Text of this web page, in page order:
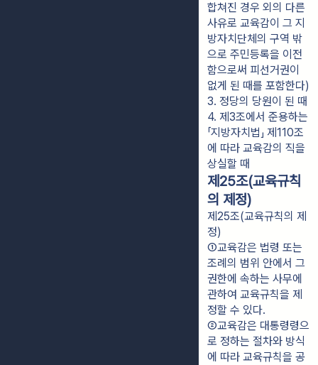
합쳐진 경우 외의 다른
사유로 교육감이 그 지
방자치단체의 구역 밖
으로 주민등록을 이전
함으로써 피선거권이
없게 된 때를 포함한다)
3. 정당의 당원이 된 때
4. 제3조에서 준용하는
「지방자치법」 제110조
에 따라 교육감의 직을
상실할 때
제25조(교육규칙
의 제정)
제25조(교육규칙의 제
정)
①교육감은 법령 또는
조례의 범위 안에서 그
권한에 속하는 사무에
관하여 교육규칙을 제
정할 수 있다.
②교육감은 대통령령으
로 정하는 절차와 방식
에 따라 교육규칙을 공